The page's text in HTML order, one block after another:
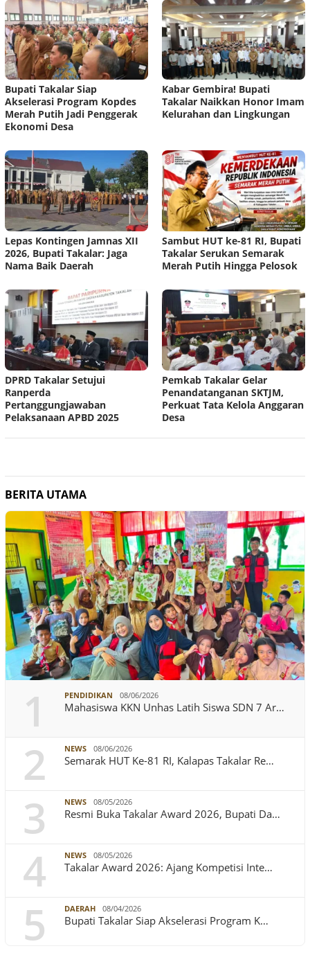
Bupati Takalar Siap
Akselerasi Program Kopdes
Merah Putih Jadi Penggerak
Ekonomi Desa
Kabar Gembira! Bupati
Takalar Naikkan Honor Imam
Kelurahan dan Lingkungan
Lepas Kontingen Jamnas XII
2026, Bupati Takalar: Jaga
Nama Baik Daerah
Sambut HUT ke-81 RI, Bupati
Takalar Serukan Semarak
Merah Putih Hingga Pelosok
DPRD Takalar Setujui
Ranperda
Pertanggungjawaban
Pelaksanaan APBD 2025
Pemkab Takalar Gelar
Penandatanganan SKTJM,
Perkuat Tata Kelola Anggaran
Desa
BERITA UTAMA
1 PENDIDIKAN 08/06/2026
Mahasiswa KKN Unhas Latih Siswa SDN 7 Ar…
2 NEWS 08/06/2026
Semarak HUT Ke-81 RI, Kalapas Takalar Re…
3 NEWS 08/05/2026
Resmi Buka Takalar Award 2026, Bupati Da…
4 NEWS 08/05/2026
Takalar Award 2026: Ajang Kompetisi Inte…
5 DAERAH 08/04/2026
Bupati Takalar Siap Akselerasi Program K…